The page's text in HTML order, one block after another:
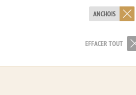
ANCHOIS
EFFACER TOUT